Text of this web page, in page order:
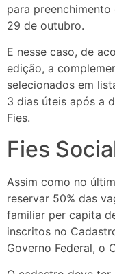
para
29 de outubro.
E nesse caso, de
edição, a
selecionados em
3 dias úteis após a
Fies.
Fies
Assim como no
reservar 50% das
familiar per capita
inscritos no
Governo Federal, o